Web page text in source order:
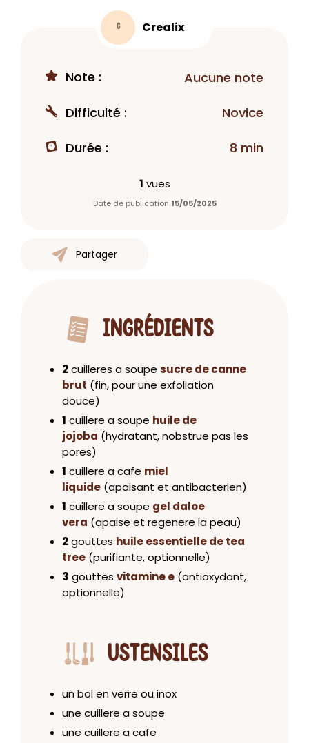
C Crealix
Note : Aucune note
Difficulté : Novice
Durée : 8 min
1 vues
Date de publication 15/05/2025
Partager
INGRÉDIENTS
2cuilleres a soupe sucre de canne
brut (fin, pour une exfoliation
douce)
1 cuillere a soupe huile de
jojoba (hydratant, nobstrue pas les
pores)
1 cuillere a cafe miel
liquide (apaisant et antibacterien)
1 cuillere a soupe gel daloe
vera (apaise et regenere la peau)
2gouttes huile essentielle de tea
tree (purifiante, optionnelle)
3 gouttes vitamine e (antioxydant,
optionnelle)
USTENSILES
un bol en verre ou inox
une cuillere a soupe
une cuillere a cafe